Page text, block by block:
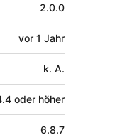
2.0.0
vor 1 Jahr
k. A.
oder höher
6.8.7